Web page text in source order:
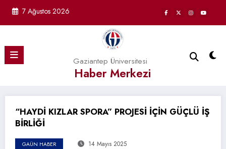
7 Ağustos 2026
Gaziantep Üniversitesi
Haber Merkezi
“HAYDİ KIZLAR SPORA” PROJESİ İÇİN GÜÇLÜ İŞ
BİRLİĞİ
GAÜN HABER 14 Mayıs 2025